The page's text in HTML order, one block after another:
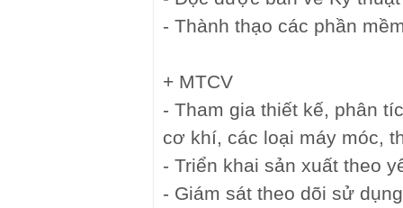
- Thành thạo các phần
+ MTCV
- Tham gia thiết kế, phân
cơ khí, các loại máy móc,
- Triển khai sản xuất theo
- Giám sát theo dõi sử